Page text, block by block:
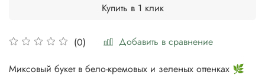
(0) Добавить в сравнение
Купить в 1 клик
Миксовый букет в бело-кремовых и зеленых оттенках 🌿